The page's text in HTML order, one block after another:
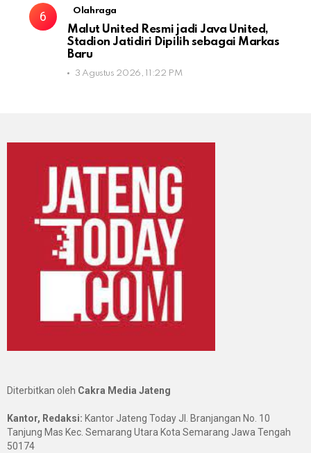
Olahraga
Malut United Resmi jadi Java United,
Stadion Jatidiri Dipilih sebagai Markas
Baru
3 Agustus 2026, 11:22 PM
Diterbitkan oleh Cakra Media Jateng
Kantor, Redaksi: Kantor Jateng Today Jl. Branjangan No. 10
Tanjung Mas Kec. Semarang Utara Kota Semarang Jawa Tengah
50174